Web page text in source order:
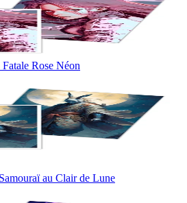
Rose Néon
au Clair de Lune